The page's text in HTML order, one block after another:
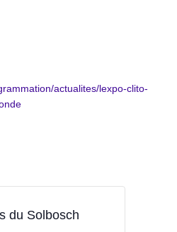
actualites/lexpo-clito-
du Solbosch